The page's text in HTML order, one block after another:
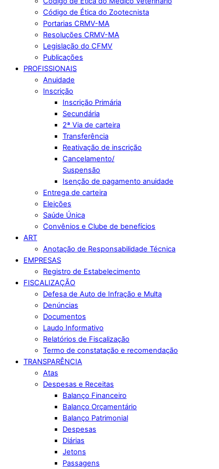
Código de Ética do Zootecnista
Portarias CRMV-MA
Resoluções CRMV-MA
Legislação do CFMV
Publicações
PROFISSIONAIS
Anuidade
Inscrição
Inscrição Primária
Secundária
2ª Via de carteira
Transferência
Reativação de inscrição
Cancelamento/
Suspensão
Isenção de pagamento anuidade
Entrega de carteira
Eleições
Saúde Única
Convênios e Clube de benefícios
ART
Anotação de Responsabilidade Técnica
EMPRESAS
Registro de Estabelecimento
FISCALIZAÇÃO
Defesa de Auto de Infração e Multa
Denúncias
Documentos
Laudo Informativo
Relatórios de Fiscalização
Termo de constatação e recomendação
TRANSPARÊNCIA
Atas
Despesas e Receitas
Balanço Financeiro
Balanço Orçamentário
Balanço Patrimonial
Despesas
Diárias
Jetons
Passagens